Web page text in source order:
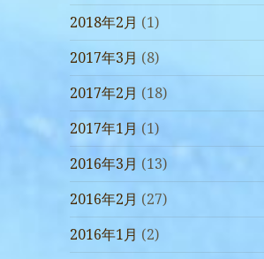
2018年2月 (1)
2017年3月 (8)
2017年2月 (18)
2017年1月 (1)
2016年3月 (13)
2016年2月 (27)
2016年1月 (2)